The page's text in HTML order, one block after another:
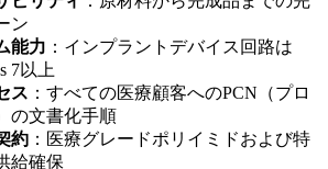
ン
能力 ：インプラントデバイス回路は
7以上
ス ：すべての医療顧客へのPCN（プロ
の文書化手順
約 ：医療グレードポリイミドおよび特
給確保